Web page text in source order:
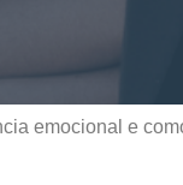
emocional e